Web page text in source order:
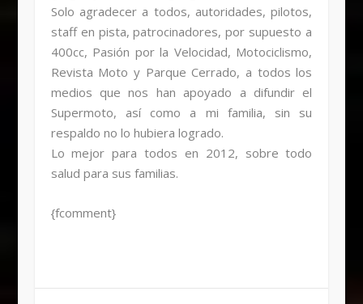
Solo agradecer a todos, autoridades, pilotos,
staff en pista, patrocinadores, por supuesto a
400cc, Pasión por la Velocidad, Motociclismo,
Revista Moto y Parque Cerrado, a todos los
medios que nos han apoyado a difundir el
Supermoto, así como a mi familia, sin su
respaldo no lo hubiera logrado.
Lo mejor para todos en 2012, sobre todo
salud para sus familias.
{fcomment}